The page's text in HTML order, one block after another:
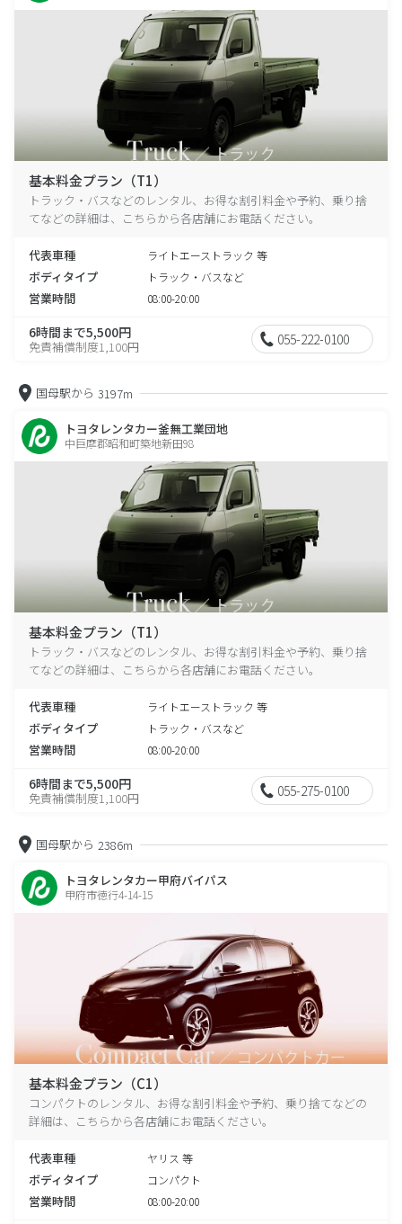
基本料金プラン（T1）
トラック・バスなどのレンタル、お得な割引料金や予約、乗り捨
てなどの詳細は、こちらから各店舗にお電話ください。
代表車種 ライトエーストラック 等
ボディタイプ トラック・バスなど
営業時間 08:00-20:00
6時間まで5,500円
免責補償制度1,100円 055-222-0100
国母駅から 3197m
トヨタレンタカー釜無工業団地
中巨摩郡昭和町築地新田98
基本料金プラン（T1）
トラック・バスなどのレンタル、お得な割引料金や予約、乗り捨
てなどの詳細は、こちらから各店舗にお電話ください。
代表車種 ライトエーストラック 等
ボディタイプ トラック・バスなど
営業時間 08:00-20:00
6時間まで5,500円
免責補償制度1,100円 055-275-0100
国母駅から 2386m
トヨタレンタカー甲府バイパス
甲府市徳行4-14-15
基本料金プラン（C1）
コンパクトのレンタル、お得な割引料金や予約、乗り捨てなどの
詳細は、こちらから各店舗にお電話ください。
代表車種 ヤリス 等
ボディタイプ コンパクト
営業時間 08:00-20:00